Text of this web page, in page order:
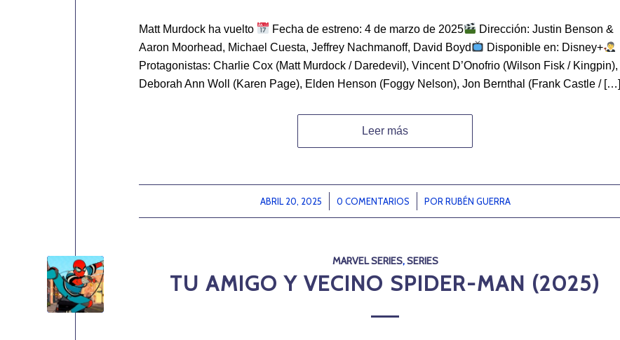
Matt Murdock ha vuelto Fecha de estreno: 4 de marzo de 2025
Dirección: Justin Benson &
Aaron Moorhead, Michael Cuesta, Jeffrey Nachmanoff, David Boyd
Disponible en: Disney+
Protagonistas: Charlie Cox (Matt Murdock / Daredevil), Vincent D’Onofrio (Wilson Fisk / Kingpin),
Deborah Ann Woll (Karen Page), Elden Henson (Foggy Nelson), Jon Bernthal (Frank Castle / […]
Leer más
ABRIL 20, 2025
/ 0 COMENTARIOS
/ POR RUBÉN GUERRA
MARVEL SERIES,SERIES
TU AMIGO Y VECINO SPIDER-MAN (2025)